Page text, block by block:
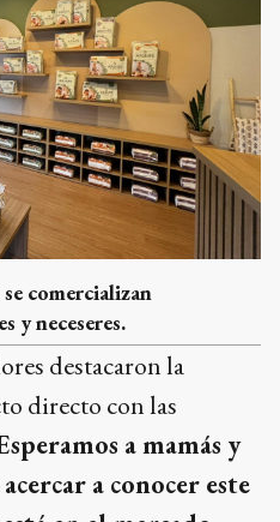
comercializan
y neceseres.
destacaron la
directo con las
a mamás y
a conocer este